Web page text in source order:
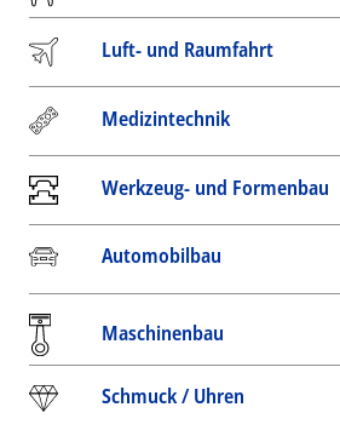
Luft- und Raumfahrt
Medizintechnik
Werkzeug- und Formenbau
Automobilbau
Maschinenbau
Schmuck / Uhren